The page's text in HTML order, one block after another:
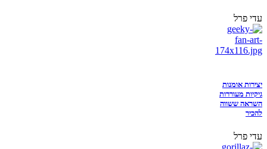
עדי פרל
יצירות אומנות
גיקיות מעוררות
השראה ששווה
להכיר
עדי פרל